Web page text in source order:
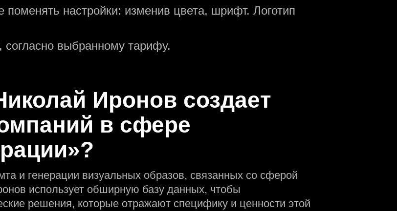
поменять настройки: изменив цвета, шрифт. Логотип
согласно выбранному тарифу.
Иронов создаeт
в сфере
и генерации визуальных образов, связанных со сферой
использует обширную базу данных, чтобы
решения, которые отражают специфику и ценности этой